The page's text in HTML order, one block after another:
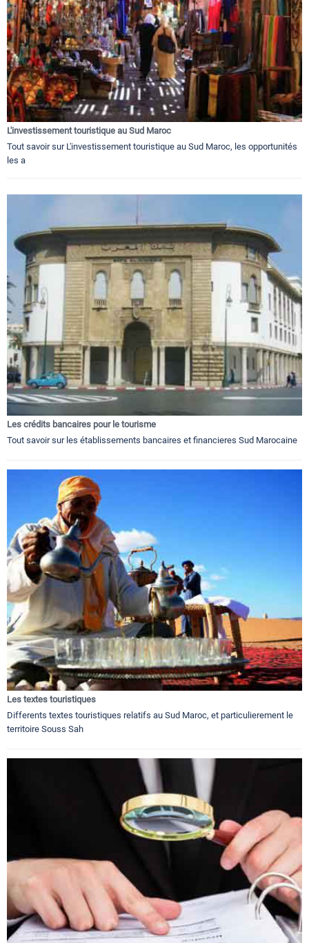
L'investissement touristique au Sud Maroc
Tout savoir sur L'investissement touristique au Sud Maroc, les opportunités
les a
Les crédits bancaires pour le tourisme
Tout savoir sur les établissements bancaires et financieres Sud Marocaine
Les textes touristiques
Differents textes touristiques relatifs au Sud Maroc, et particulierement le
territoire Souss Sah